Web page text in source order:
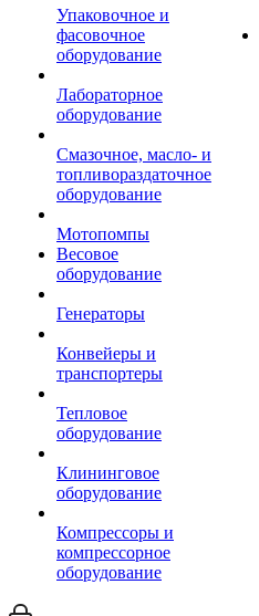
Упаковочное и
фасовочное
оборудование
Лабораторное
оборудование
Смазочное, масло- и
топливораздаточное
оборудование
Мотопомпы
Весовое
оборудование
Генераторы
Конвейеры и
транспортеры
Тепловое
оборудование
Клининговое
оборудование
Компрессоры и
компрессорное
оборудование